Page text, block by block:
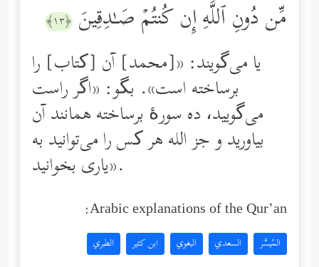
مِّن دُونِ ٱللَّهِ إِن كُنتُمۡ صَـٰدِقِینَ ﴿١٣﴾
یا می‌گویند: «[محمد] آن [کتاب‌] را
برساخته است». بگو: «اگر راست
می‌گویید، ده سورۀ برساخته همانند آن
بیاورید و جز الله هر ‌کس را می‌توانید به
یاری بخوانید».
Arabic explanations of the Qur’an:
المُيسَّر السعدي البغوي ابن كثير الطبري